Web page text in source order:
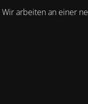
Wir arbeiten an einer